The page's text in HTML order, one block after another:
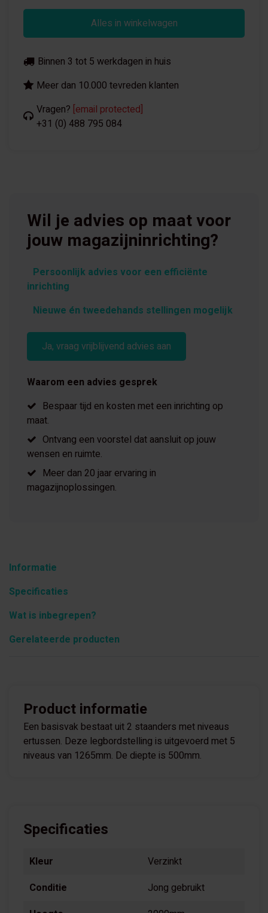
Alles in winkelwagen
Binnen 3 tot 5 werkdagen in huis
Meer dan 10.000 tevreden klanten
Vragen? [email protected]
+31 (0) 488 795 084
Wil je advies op maat voor
jouw magazijninrichting?
Persoonlijk advies voor een efficiënte
inrichting
Nieuwe én tweedehands stellingen mogelijk
Ja, vraag vrijblijvend advies aan
Waarom een advies gesprek
Bespaar tijd en kosten met een inrichting op
maat.
Ontvang een voorstel dat aansluit op jouw
wensen en ruimte.
Meer dan 20 jaar ervaring in
magazijnoplossingen.
Informatie
Specificaties
Wat is inbegrepen?
Gerelateerde producten
Product informatie
Een basisvak bestaat uit 2 staanders met niveaus
ertussen. Deze legbordstelling is uitgevoerd met 5
niveaus van 1265mm. De diepte is 500mm.
Specificaties
Kleur
Verzinkt
Conditie
Jong gebruikt